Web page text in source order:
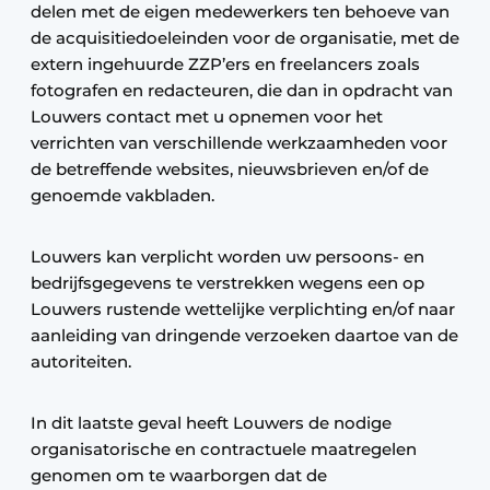
delen met de eigen medewerkers ten behoeve van
de acquisitiedoeleinden voor de organisatie, met de
extern ingehuurde ZZP’ers en freelancers zoals
fotografen en redacteuren, die dan in opdracht van
Louwers contact met u opnemen voor het
verrichten van verschillende werkzaamheden voor
de betreffende websites, nieuwsbrieven en/of de
genoemde vakbladen.
Louwers kan verplicht worden uw persoons- en
bedrijfsgegevens te verstrekken wegens een op
Louwers rustende wettelijke verplichting en/of naar
aanleiding van dringende verzoeken daartoe van de
autoriteiten.
In dit laatste geval heeft Louwers de nodige
organisatorische en contractuele maatregelen
genomen om te waarborgen dat de